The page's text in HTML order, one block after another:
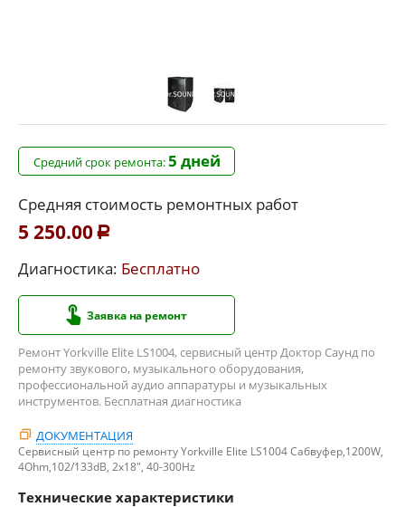
Средний срок ремонта:5 дней
Средняя стоимость ремонтных работ
5 250.00 Р
Диагностика: Бесплатно
Заявка на ремонт
Ремонт Yorkville Elite LS1004, сервисный центр Доктор Саунд по
ремонту звукового, музыкального оборудования,
профессиональной аудио аппаратуры и музыкальных
инструментов. Бесплатная диагностика
ДОКУМЕНТАЦИЯ
Сервисный центр по ремонту Yorkville Elite LS1004 Сабвуфер,1200W,
4Ohm,102/133dB, 2x18", 40-300Hz
Технические характеристики